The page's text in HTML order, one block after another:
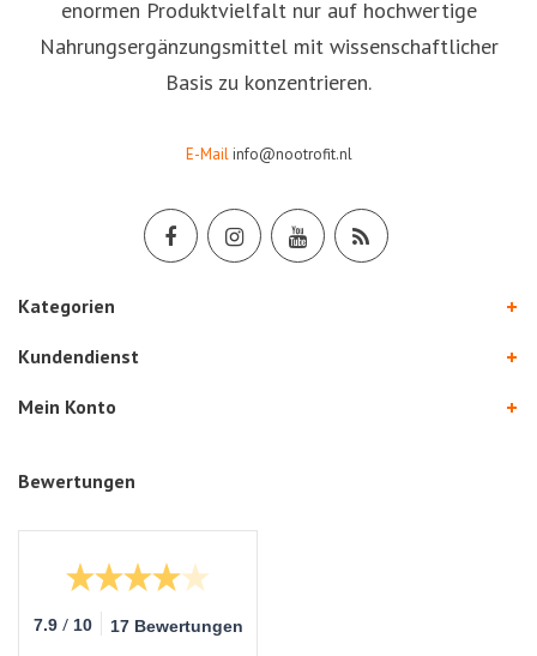
enormen Produktvielfalt nur auf hochwertige
Nahrungsergänzungsmittel mit wissenschaftlicher
Basis zu konzentrieren.
E-Mail info@nootrofit.nl
Kategorien
Kundendienst
Mein Konto
Bewertungen
7.9 / 10 17 Bewertungen